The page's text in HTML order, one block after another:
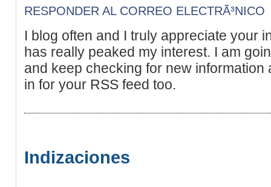
RESPONDER AL CORREO ELECTRÃ³NICO
I blog often and I truly appreciate your
has really peaked my interest. I am
and keep checking for new information
in for your RSS feed too.
Indizaciones